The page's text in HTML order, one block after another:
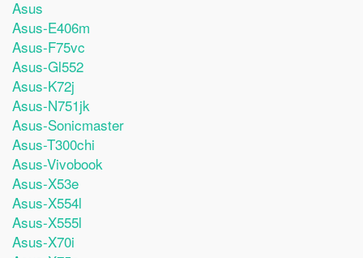
Asus
Asus-E406m
Asus-F75vc
Asus-Gl552
Asus-K72j
Asus-N751jk
Asus-Sonicmaster
Asus-T300chi
Asus-Vivobook
Asus-X53e
Asus-X554l
Asus-X555l
Asus-X70i